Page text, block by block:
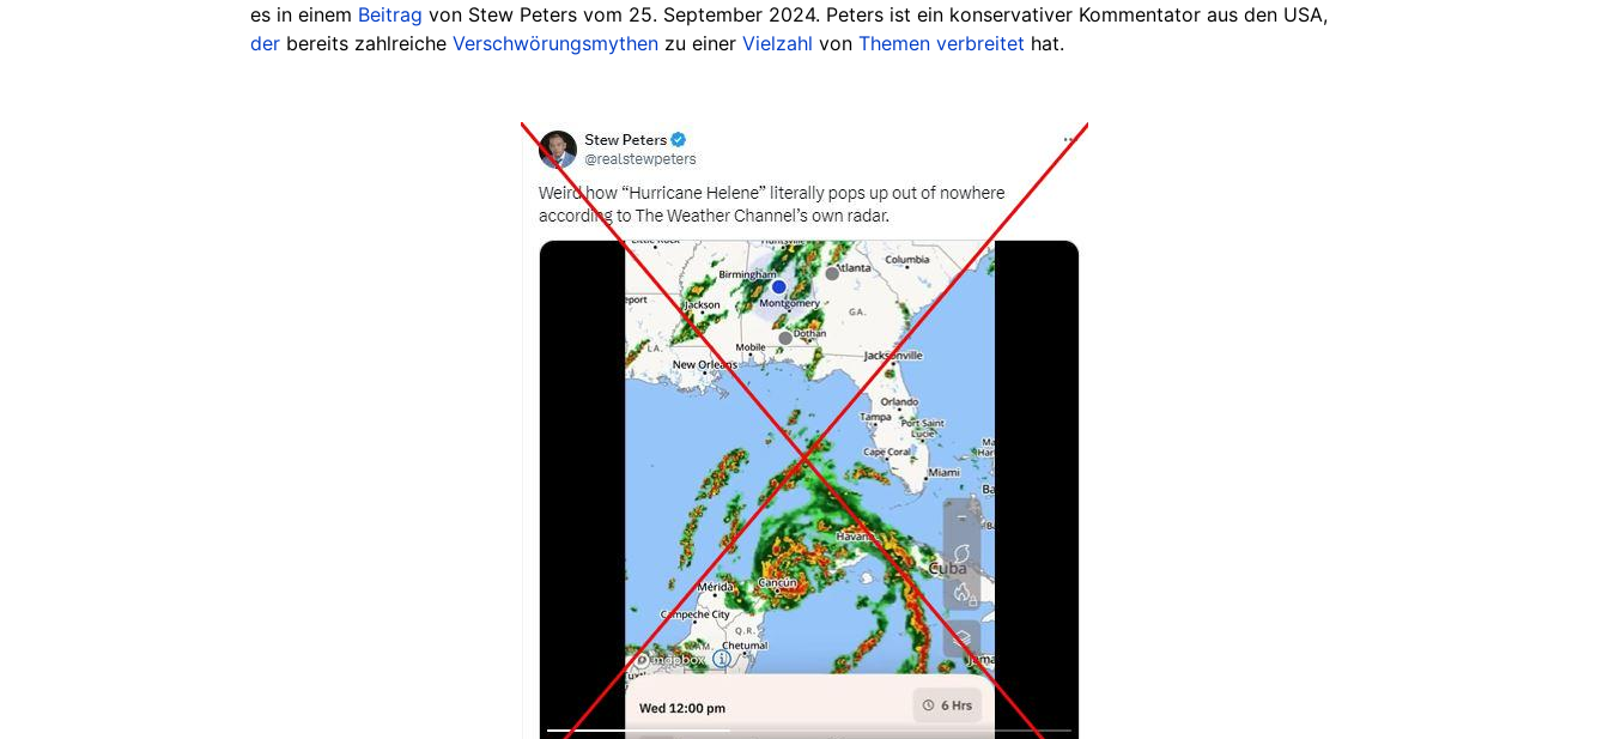
es in einem Beitrag von Stew Peters vom 25. September 2024. Peters ist ein konservativer Kommentator aus den USA,
der bereits zahlreiche Verschwörungsmythen zu einer Vielzahl von Themen verbreitet hat.